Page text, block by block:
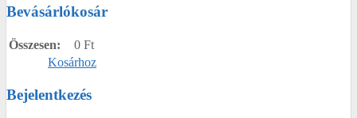
Bevásárlókosár
Összesen:
0 Ft
Kosárhoz
Bejelentkezés